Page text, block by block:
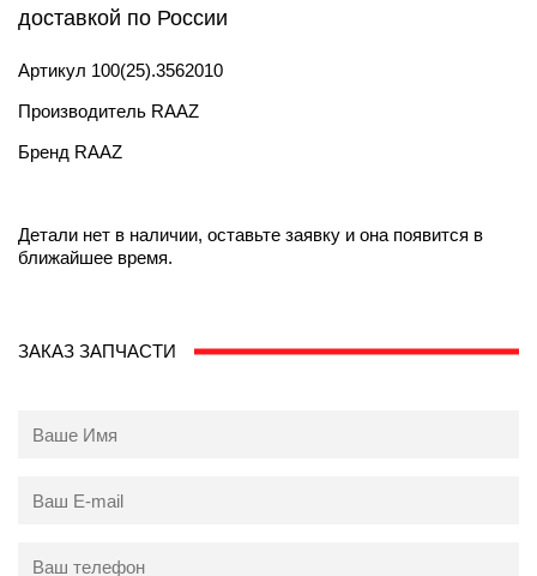
доставкой по России
Артикул 100(25).3562010
Производитель RAAZ
Бренд RAAZ
Детали нет в наличии, оставьте заявку и она появится в
ближайшее время.
ЗАКАЗ ЗАПЧАСТИ